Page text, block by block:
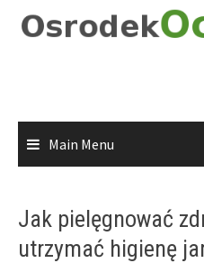
Main Menu
Jak pielęgnować
utrzymać higienę